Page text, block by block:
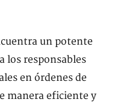
un potente
los responsables
en órdenes de
manera eficiente y